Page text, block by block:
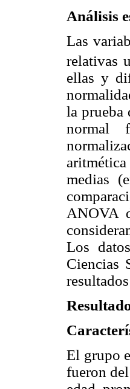
Análisis
Las
relativas
ellas y
la prueba
normal
medias
ANOVA
Los
Ciencias
El grupo
fueron